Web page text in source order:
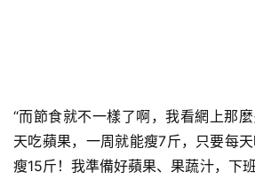
“而節食就不一樣了啊，我看網上那
天吃蘋果，一周就能瘦7斤，只要每
瘦15斤！我準備好蘋果、果蔬汁，下